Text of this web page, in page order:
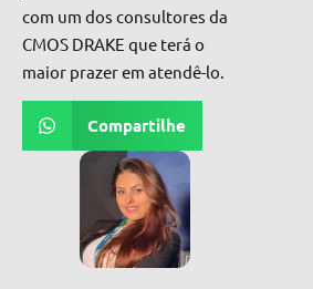
com um dos consultores da
CMOS DRAKE que terá o
maior prazer em atendê-lo.
Compartilhe